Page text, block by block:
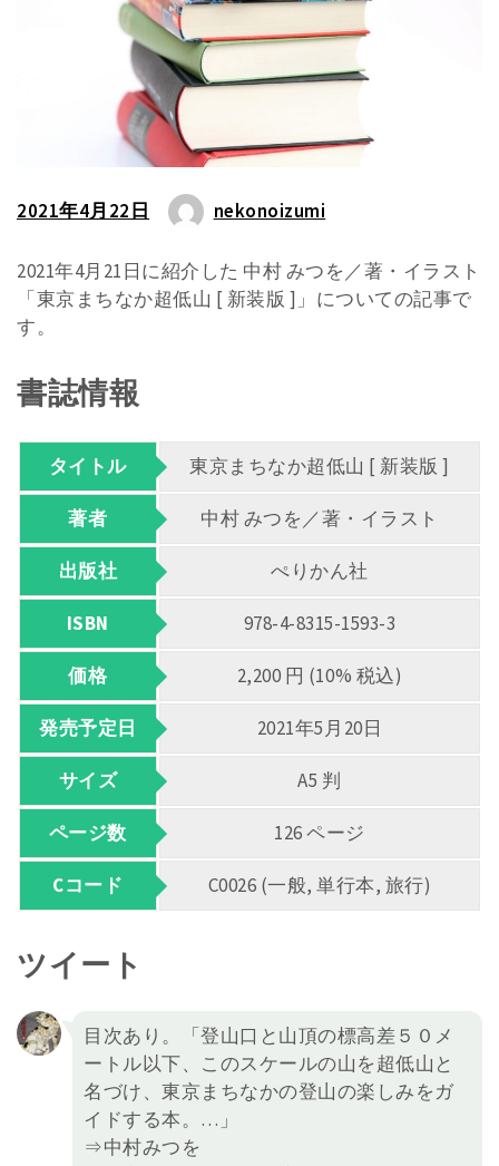
2021年4月22日 nekonoizumi
2021年4月21日に紹介した 中村 みつを／著・イラスト
「東京まちなか超低山 [ 新装版 ]」についての記事で
す。
書誌情報
タイトル 東京まちなか超低山 [ 新装版 ]
著者 中村 みつを／著・イラスト
出版社 ぺりかん社
ISBN 978-4-8315-1593-3
価格 2,200 円 (10% 税込)
発売予定日 2021年5月20日
サイズ A5 判
ページ数 126 ページ
Cコード C0026 (一般, 単行本, 旅行)
ツイート
目次あり。「登山口と山頂の標高差５０メ
ートル以下、このスケールの山を超低山と
名づけ、東京まちなかの登山の楽しみをガ
イドする本。…」
⇒中村みつを